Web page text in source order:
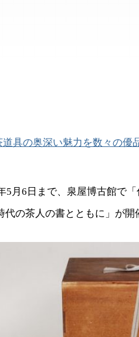
道具の奥深い魅力を数々の優
5月6日まで、泉屋博古館で
代の茶人の書とともに」が開